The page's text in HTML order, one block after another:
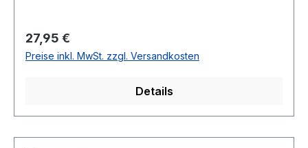
Regulärer Preis:
27,95 €
Preise inkl. MwSt. zzgl. Versandkosten
Details